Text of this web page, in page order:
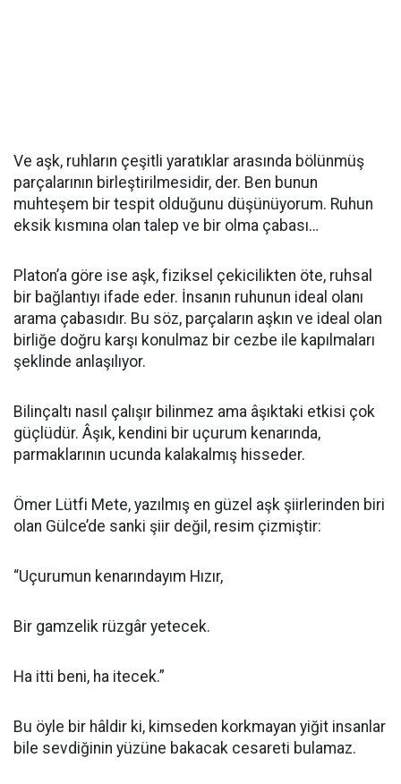
Ve aşk, ruhların çeşitli yaratıklar arasında bölünmüş
parçalarının birleştirilmesidir, der. Ben bunun
muhteşem bir tespit olduğunu düşünüyorum. Ruhun
eksik kısmına olan talep ve bir olma çabası…
Platon’a göre ise aşk, fiziksel çekicilikten öte, ruhsal
bir bağlantıyı ifade eder. İnsanın ruhunun ideal olanı
arama çabasıdır. Bu söz, parçaların aşkın ve ideal olan
birliğe doğru karşı konulmaz bir cezbe ile kapılmaları
şeklinde anlaşılıyor.
Bilinçaltı nasıl çalışır bilinmez ama âşıktaki etkisi çok
güçlüdür. Âşık, kendini bir uçurum kenarında,
parmaklarının ucunda kalakalmış hisseder.
Ömer Lütfi Mete, yazılmış en güzel aşk şiirlerinden biri
olan Gülce’de sanki şiir değil, resim çizmiştir:
“Uçurumun kenarındayım Hızır,
Bir gamzelik rüzgâr yetecek.
Ha itti beni, ha itecek.”
Bu öyle bir hâldir ki, kimseden korkmayan yiğit insanlar
bile sevdiğinin yüzüne bakacak cesareti bulamaz.